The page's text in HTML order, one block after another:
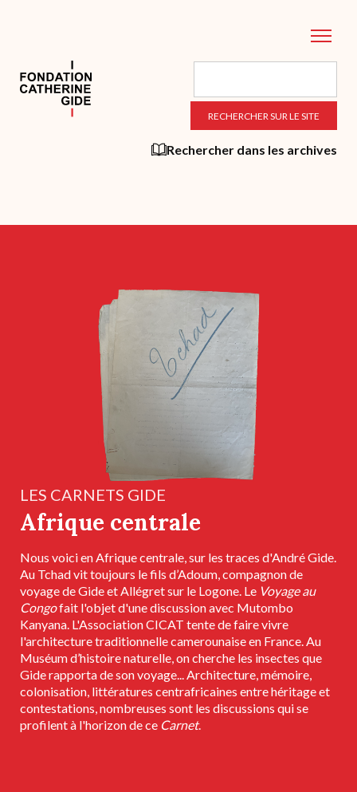
principal
Rechercher dans les archives
LES CARNETS GIDE
Afrique centrale
Nous voici en Afrique centrale, sur les traces d'André Gide.
Au Tchad vit toujours le fils d’Adoum, compagnon de
voyage deGide et Allégret sur le Logone. Le Voyage au
Congofait l'objet d'une discussion avec Mutombo
Kanyana. L'Association CICAT tente de faire vivre
l'architecture traditionnelle camerounaise en France. Au
Muséum d’histoire naturelle, on cherche les insectes que
Gide rapporta de son voyage... Architecture, mémoire,
colonisation, littératures centrafricaines entre héritage et
contestations, nombreuses sont les discussions qui se
profilent à l'horizon de ce Carnet.